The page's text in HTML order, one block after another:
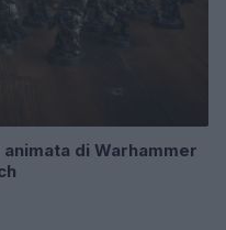
di Warhammer